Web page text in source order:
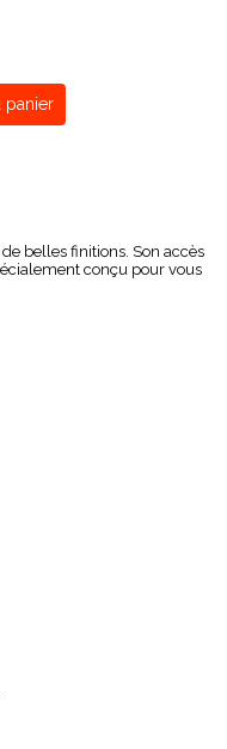
panier
belles finitions. Son accès
conçu pour vous